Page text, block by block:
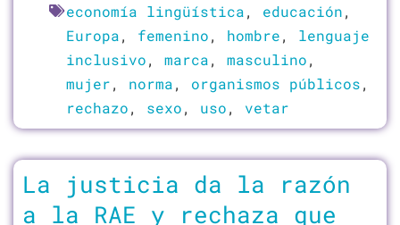
economía lingüística, educación,
Europa, femenino, hombre, lenguaje
inclusivo, marca, masculino,
mujer, norma, organismos públicos,
rechazo, sexo, uso, vetar
La justicia da la razón
a la RAE y rechaza que